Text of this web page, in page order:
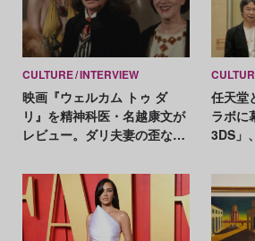
CULTURE INTERVIEW
映画『ウェルカム トゥ ダ
リ』を精神科医・名越康文が
レビュー。ダリ夫妻の歪な関
任天堂
ラボに
3DS」